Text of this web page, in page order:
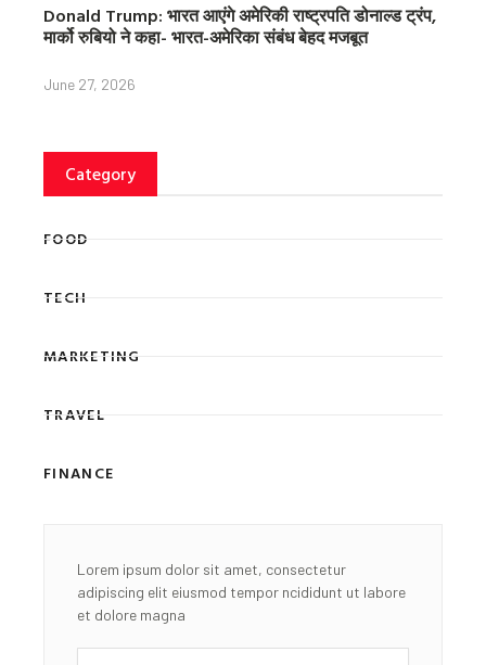
Donald Trump: भारत आएंगे अमेरिकी राष्ट्रपति डोनाल्ड ट्रंप,
मार्को रुबियो ने कहा- भारत-अमेरिका संबंध बेहद मजबूत
June 27, 2026
Category
FOOD
TECH
MARKETING
TRAVEL
FINANCE
Lorem ipsum dolor sit amet, consectetur
adipiscing elit eiusmod tempor ncididunt ut labore
et dolore magna